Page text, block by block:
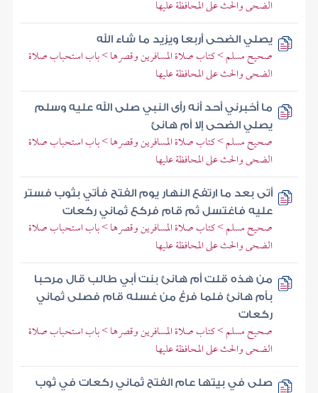
الضحى والحث على المحافظة عليها
يصلي الضحى أربعا ويزيد ما شاء الله
صحيح مسلم > كتاب صلاة المسافرين وقصرها > باب استحباب صلاة
الضحى والحث على المحافظة عليها
ما أخبرني أحد أنه رأى النبي صلى الله عليه وسلم
يصلي الضحى إلا أم هانئ
صحيح مسلم > كتاب صلاة المسافرين وقصرها > باب استحباب صلاة
الضحى والحث على المحافظة عليها
أتى بعد ما ارتفع النهار يوم الفتح فأتي بثوب فستر
عليه فاغتسل ثم قام فركع ثماني ركعات
صحيح مسلم > كتاب صلاة المسافرين وقصرها > باب استحباب صلاة
الضحى والحث على المحافظة عليها
من هذه قلت أم هانئ بنت أبي طالب قال مرحبا
بأم هانئ فلما فرغ من غسله قام فصلى ثماني
ركعات
صحيح مسلم > كتاب صلاة المسافرين وقصرها > باب استحباب صلاة
الضحى والحث على المحافظة عليها
صلى في بيتها عام الفتح ثماني ركعات في ثوب